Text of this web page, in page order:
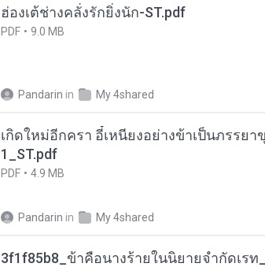
ฮ่องเต้ช่างคลั่งรักยิ่งนัก-ST.pdf
PDF 9.0 MB
Pandarin in My 4shared
เกิดใหม่อีกครา อี๋เหนียงอย่างข้าเป็นภรรยา
1_ST.pdf
PDF 4.9 MB
Pandarin in My 4shared
3f1f85b8_ข้าคือนางร้ายในนิยายจำกัดเรท